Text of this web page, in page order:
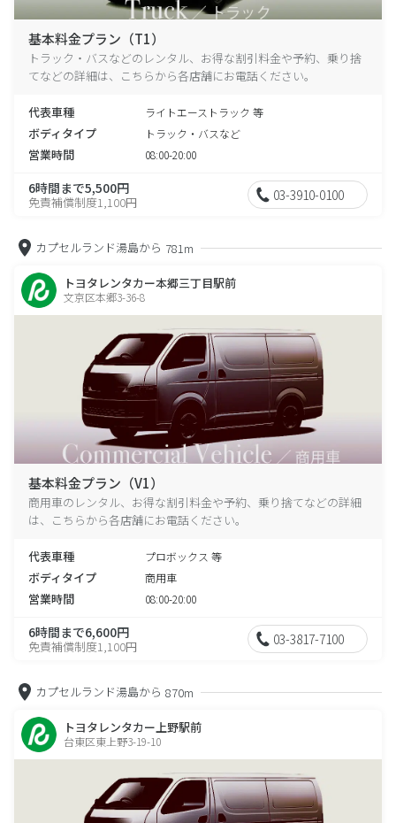
基本料金プラン（T1）
トラック・バスなどのレンタル、お得な割引料金や予約、乗り捨
てなどの詳細は、こちらから各店舗にお電話ください。
代表車種 ライトエーストラック 等
ボディタイプ トラック・バスなど
営業時間 08:00-20:00
6時間まで5,500円
免責補償制度1,100円 03-3910-0100
カプセルランド湯島から 781m
トヨタレンタカー本郷三丁目駅前
文京区本郷3-36-8
基本料金プラン（V1）
商用車のレンタル、お得な割引料金や予約、乗り捨てなどの詳細
は、こちらから各店舗にお電話ください。
代表車種 プロボックス 等
ボディタイプ 商用車
営業時間 08:00-20:00
6時間まで6,600円
免責補償制度1,100円 03-3817-7100
カプセルランド湯島から 870m
トヨタレンタカー上野駅前
台東区東上野3-19-10